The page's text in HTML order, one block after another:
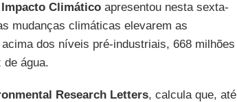
Climáticoapresentou nesta sexta-
mudanças climáticas elevarem as
dos níveis pré-industriais, 668 milhões
água.
Research Letters, calcula que, até